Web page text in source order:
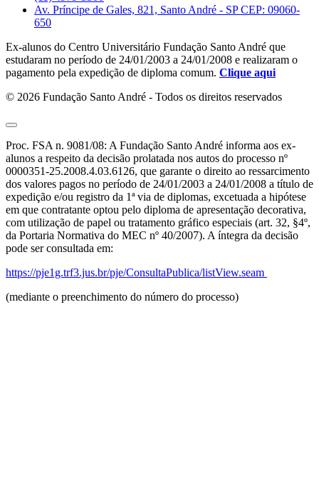
Av. Príncipe de Gales, 821, Santo André - SP CEP: 09060-
650
Ex-alunos do Centro Universitário Fundação Santo André que
estudaram no período de 24/01/2003 a 24/01/2008 e realizaram o
pagamento pela expedição de diploma comum. Clique aqui
© 2026 Fundação Santo André - Todos os direitos reservados
Proc. FSA n. 9081/08: A Fundação Santo André informa aos ex-
alunos a respeito da decisão prolatada nos autos do processo nº
0000351-25.2008.4.03.6126, que garante o direito ao ressarcimento
dos valores pagos no período de 24/01/2003 a 24/01/2008 a título de
expedição e/ou registro da 1ª via de diplomas, excetuada a hipótese
em que contratante optou pelo diploma de apresentação decorativa,
com utilização de papel ou tratamento gráfico especiais (art. 32, §4º,
da Portaria Normativa do MEC nº 40/2007). A íntegra da decisão
pode ser consultada em:
https://pje1g.trf3.jus.br/pje/ConsultaPublica/listView.seam
(mediante o preenchimento do número do processo)